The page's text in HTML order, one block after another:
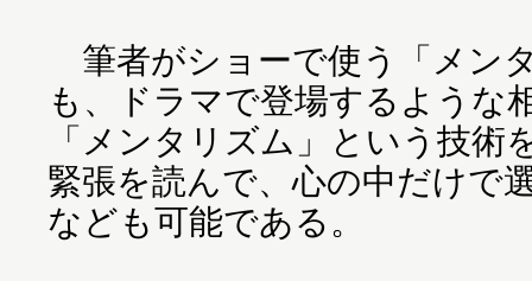
筆者がショーで使う「メン
も、ドラマで登場するような
「メンタリズム」という技術
緊張を読んで、心の中だけで
なども可能である。